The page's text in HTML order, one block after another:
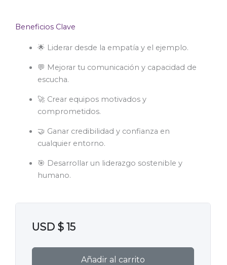
Beneficios Clave
🌟 Liderar desde la empatía y el ejemplo.
💬 Mejorar tu comunicación y capacidad de
escucha.
🚀 Crear equipos motivados y
comprometidos.
🤝 Ganar credibilidad y confianza en
cualquier entorno.
🎯 Desarrollar un liderazgo sostenible y
humano.
USD $ 15
Añadir al carrito